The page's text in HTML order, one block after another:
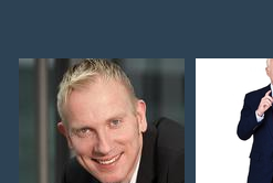
веле"
Bulevard.bg